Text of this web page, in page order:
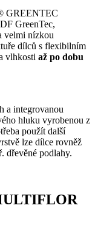
GREENTEC
GreenTec,
velmi nízkou
dílců s flexibilním
vlhkosti až po dobu
a integrovanou
hluku vyrobenou z
použít další
lze dílce rovněž
dřevěné podlahy.